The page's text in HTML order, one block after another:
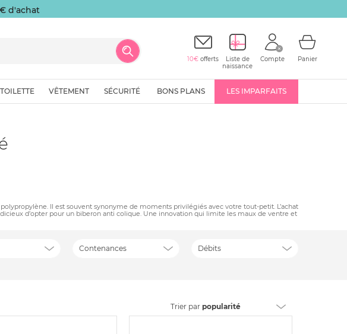
d'achat
10€ offerts
Liste de
naissance
Compte Panier
TOILETTE VÊTEMENT SÉCURITÉ BONS PLANS LES IMPARFAITS
Il est souvent synonyme de moments privilégiés avec votre tout-petit. L’achat
d’opter pour un biberon anti colique. Une innovation qui limite les maux de ventre et
Contenances Débits
Trier par popularité